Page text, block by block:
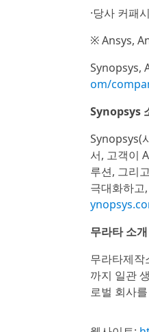
·당사 커패
※ Ansys,
Synopsys,
om/
Synopsys
Synopsys(
서, 고객이
루션, 그리
극대화하고
무라타 소개
무라타제작
까지 일관
로벌 회사